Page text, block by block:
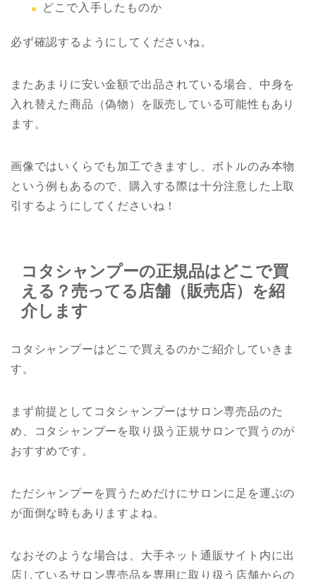
どこで入手したものか
必ず確認するようにしてくださいね。
またあまりに安い金額で出品されている場合、中身を
入れ替えた商品（偽物）を販売している可能性もあり
ます。
画像ではいくらでも加工できますし、ボトルのみ本物
という例もあるので、購入する際は十分注意した上取
引するようにしてくださいね！
コタシャンプーの正規品はどこで買
える？売ってる店舗（販売店）を紹
介します
コタシャンプーはどこで買えるのかご紹介していきま
す。
まず前提としてコタシャンプーはサロン専売品のた
め、コタシャンプーを取り扱う正規サロンで買うのが
おすすめです。
ただシャンプーを買うためだけにサロンに足を運ぶの
が面倒な時もありますよね。
なおそのような場合は、大手ネット通販サイト内に出
店しているサロン専売品を専用に取り扱う店舗からの